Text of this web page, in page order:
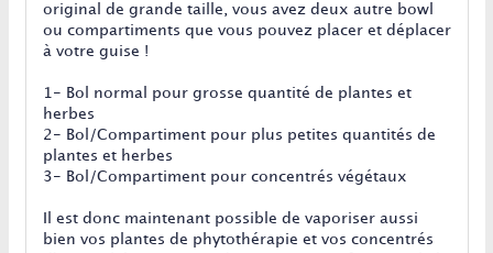
original de grande taille, vous avez deux autre bowl
ou compartiments que vous pouvez placer et déplacer
à votre guise !
1- Bol normal pour grosse quantité de plantes et
herbes
2- Bol/Compartiment pour plus petites quantités de
plantes et herbes
3- Bol/Compartiment pour concentrés végétaux
Il est donc maintenant possible de vaporiser aussi
bien vos plantes de phytothérapie et vos concentrés